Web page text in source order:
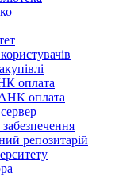
оплата
оплата
репозитарій